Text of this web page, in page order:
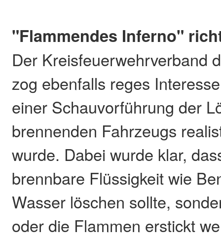
"Flammendes Inferno"
Der Kreisfeuerwehrverband
zog ebenfalls reges
einer Schauvorführung der
brennenden Fahrzeugs
wurde. Dabei wurde klar,
brennbare Flüssigkeit wie
Wasser löschen sollte,
oder die Flammen erstickt